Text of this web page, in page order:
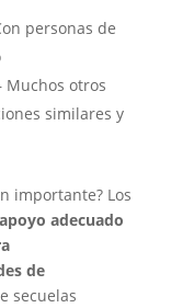
personas de
Muchos otros
similares y
importante? Los
adecuado
de
secuelas